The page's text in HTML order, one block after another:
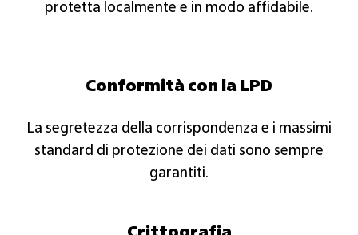
protetta localmente e in modo affidabile.​
Conformità con la LPD
La segretezza della corrispondenza e i massimi
standard di protezione dei dati sono sempre
garantiti.​